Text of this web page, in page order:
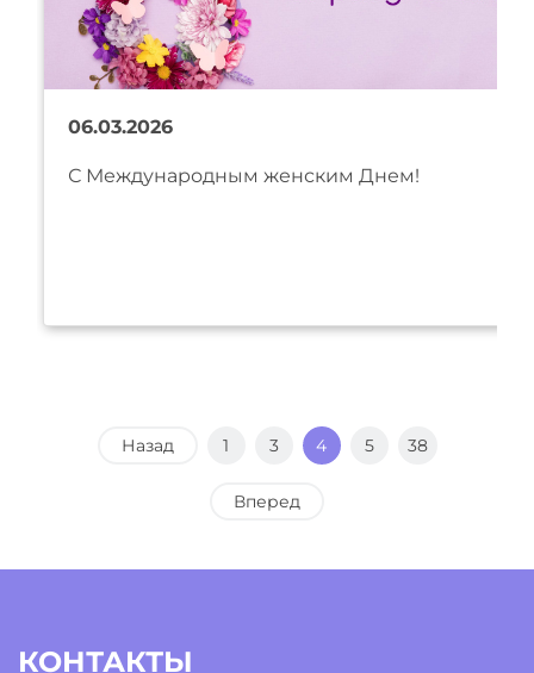
06.03.2026
С Международным женским Днем!
Назад 1 3 4 5 38
Вперед
КОНТАКТЫ